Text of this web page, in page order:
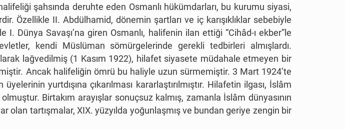
şahsında deruhte eden Osmanlı hükümdarları, bu kurumu siyasi,
Özellikle II. Abdülhamid, dönemin şartları ve iç karışıklıklar sebebiyle
I. Dünya Savaşı’na giren Osmanlı, halifenin ilan ettiği “Cihâd-ı ekber”le
kendi Müslüman sömürgelerinde gerekli tedbirleri almışlardı.
lağvedilmiş (1 Kasım 1922), hilafet siyasete müdahale etmeyen bir
Ancak halifeliğin ömrü bu haliyle uzun sürmemiştir. 3 Mart 1924’te
yurtdışına çıkarılması kararlaştırılmıştır. Hilafetin ilgası, İslâm
Birtakım arayışlar sonuçsuz kalmış, zamanla İslâm dünyasının
olan tartışmalar, XIX. yüzyılda yoğunlaşmış ve bundan geriye zengin bir